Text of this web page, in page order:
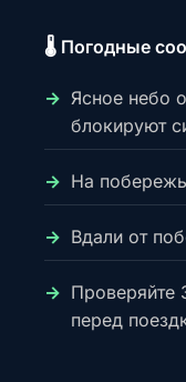
🌡️ Погодные
Ясное небо
блокируют
На
Вдали от
Проверяйте
перед